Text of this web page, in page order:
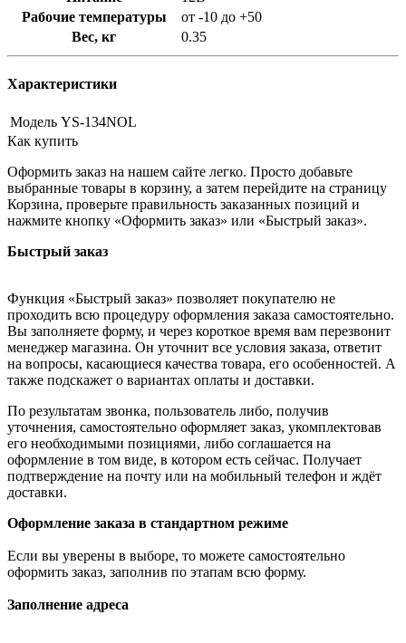
Рабочие температуры
от -10 до +50
Вес, кг
0.35
Характеристики
Модель YS-134NOL
Как купить
Оформить заказ на нашем сайте легко. Просто добавьте
выбранные товары в корзину, а затем перейдите на страницу
Корзина, проверьте правильность заказанных позиций и
нажмите кнопку «Оформить заказ» или «Быстрый заказ».
Быстрый заказ
Функция «Быстрый заказ» позволяет покупателю не
проходить всю процедуру оформления заказа самостоятельно.
Вы заполняете форму, и через короткое время вам перезвонит
менеджер магазина. Он уточнит все условия заказа, ответит
на вопросы, касающиеся качества товара, его особенностей. А
также подскажет о вариантах оплаты и доставки.
По результатам звонка, пользователь либо, получив
уточнения, самостоятельно оформляет заказ, укомплектовав
его необходимыми позициями, либо соглашается на
оформление в том виде, в котором есть сейчас. Получает
подтверждение на почту или на мобильный телефон и ждёт
доставки.
Оформление заказа в стандартном режиме
Если вы уверены в выборе, то можете самостоятельно
оформить заказ, заполнив по этапам всю форму.
Заполнение адреса